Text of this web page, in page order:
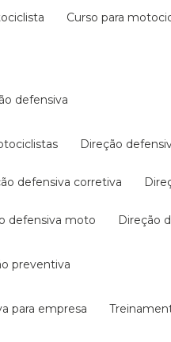
curso para
defensiva
direção
defensiva corretiva
defensiva moto direção
preventiva
para empresa